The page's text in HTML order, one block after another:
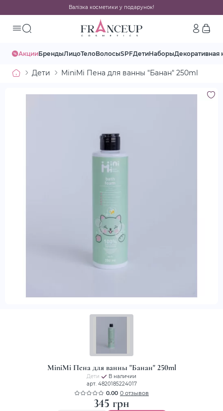
Валізка косметики у подарунок!
АкцииБрендыЛицоТелоВолосыSPFДетиНаборыДекоративная
Дети MiniMi Пена для ванны "Банан" 250ml
MiniMi Пена для ванны "Банан" 250ml
Дети
В наличии
арт. 4820185224017
0.00 0 отзывов
345 грн